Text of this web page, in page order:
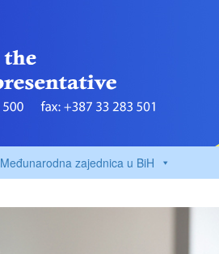
Međunarodna zajednica u BiH